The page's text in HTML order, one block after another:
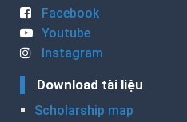
Facebook
Youtube
Instagram
Download tài liệu
Scholarship map